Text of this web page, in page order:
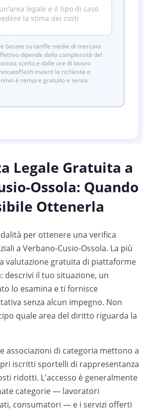
legale e il tipo di caso
la stima dei costi
basate su tariffe medie di mercato
dipende dalla complessità del
scelto e dalle ore di lavoro
inviare la richiesta e
è sempre gratuito e senza
Legale Gratuita a
Ossola: Quando
Ottenerla
per ottenere una verifica
a Verbano-Cusio-Ossola. La più
valutazione gratuita di piattaforme
descrivi il tuo situazione, un
lo esamina e ti fornisce
senza alcun impegno. Non
quale area del diritto riguarda la
associazioni di categoria mettono a
iscritti sportelli di rappresentanza
ridotti. L'accesso è generalmente
categorie — lavoratori
consumatori — e i servizi offerti